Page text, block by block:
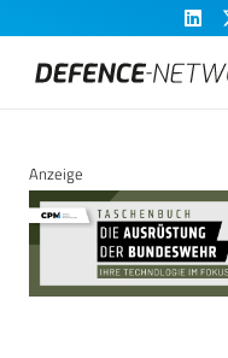
Anzeige